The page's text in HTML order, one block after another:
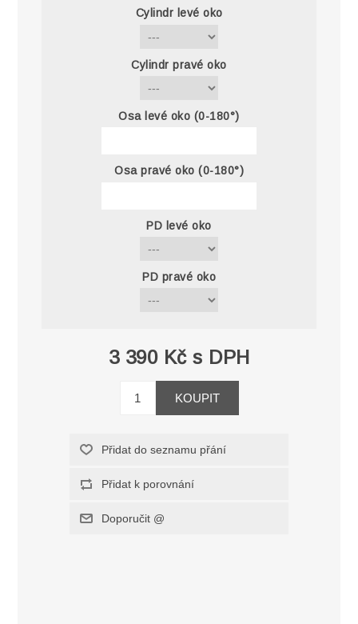
Cylindr levé oko
Cylindr pravé oko
Osa levé oko (0-180°)
Osa pravé oko (0-180°)
PD levé oko
PD pravé oko
3 390 Kč s DPH